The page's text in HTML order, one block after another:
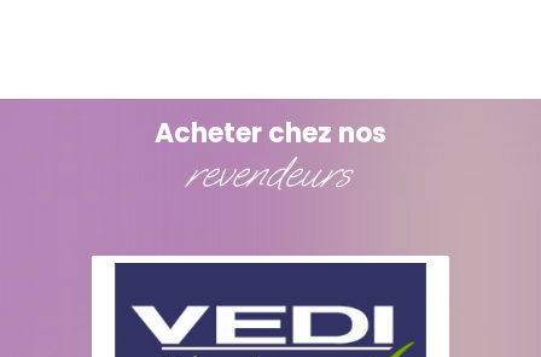
Acheter chez nos
revendeurs